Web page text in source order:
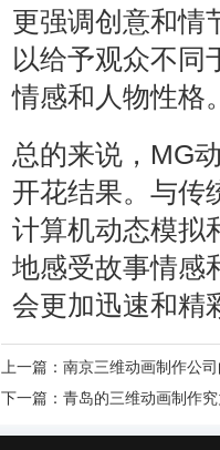
更强调创意和情
以给予观众不同
情感和人物性格
总的来说，MG
开花结果。与传
计算机动态模拟
地感受故事情感
会更加迅速和精
上一篇： 南京三维动画制作公
下一篇： 青岛的三维动画制作